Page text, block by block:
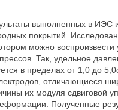
выполненных в ИЭС
покрытий.
можно
Так, удельное
в пределах от 1,0 до
отличающиеся
их модуля сдвиговой
Полученные